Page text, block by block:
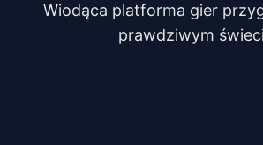
Wiodąca platforma gier
prawdziwym